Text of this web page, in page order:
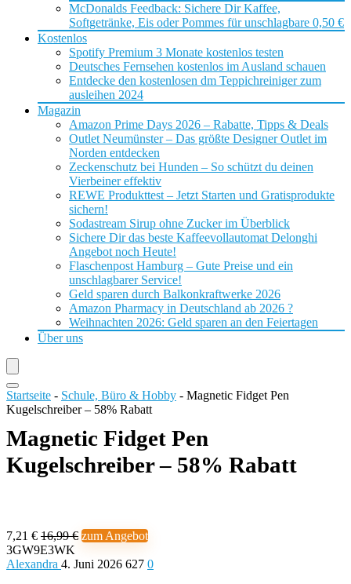
McDonalds Feedback: Sichere Dir Kaffee,
Softgetränke, Eis oder Pommes für unschlagbare 0,50 €
Kostenlos
Spotify Premium 3 Monate kostenlos testen
Deutsches Fernsehen kostenlos im Ausland schauen
Entdecke den kostenlosen dm Teppichreiniger zum
ausleihen 2024
Magazin
Amazon Prime Days 2026 – Rabatte, Tipps & Deals
Outlet Neumünster – Das größte Designer Outlet im
Norden entdecken
Zeckenschutz bei Hunden – So schützt du deinen
Vierbeiner effektiv
REWE Produkttest – Jetzt Starten und Gratisprodukte
sichern!
Sodastream Sirup ohne Zucker im Überblick
Sichere Dir das beste Kaffeevollautomat Delonghi
Angebot noch Heute!
Flaschenpost Hamburg – Gute Preise und ein
unschlagbarer Service!
Geld sparen durch Balkonkraftwerke 2026
Amazon Pharmacy in Deutschland ab 2026 ?
Weihnachten 2026: Geld sparen an den Feiertagen
Über uns
Startseite - Schule, Büro & Hobby - Magnetic Fidget Pen
Kugelschreiber – 58% Rabatt
Magnetic Fidget Pen
Kugelschreiber – 58% Rabatt
7,21 € 16,99 € zum Angebot
3GW9E3WK
Alexandra 4. Juni 2026 627 0